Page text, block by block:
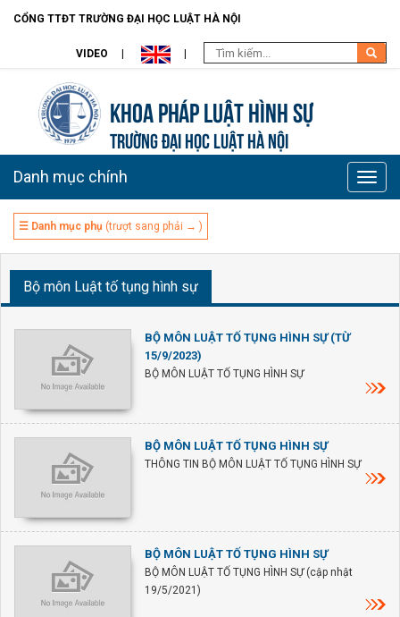
CỔNG TTĐT TRƯỜNG ĐẠI HỌC LUẬT HÀ NỘI
VIDEO
Khoa pháp luật Hình sự
TRƯỜNG ĐẠI HỌC LUẬT HÀ NỘI
Toggle
Danh mục chính
☰ Danh mục phụ (trượt sang phải → )
Bộ môn Luật tố tụng hình sự
BỘ MÔN LUẬT TỐ TỤNG HÌNH SỰ (TỪ
15/9/2023)
BỘ MÔN LUẬT TỐ TỤNG HÌNH SỰ
BỘ MÔN LUẬT TỐ TỤNG HÌNH SỰ
THÔNG TIN BỘ MÔN LUẬT TỐ TỤNG HÌNH SỰ
BỘ MÔN LUẬT TỐ TỤNG HÌNH SỰ
BỘ MÔN LUẬT TỐ TỤNG HÌNH SỰ (cập nhật
19/5/2021)